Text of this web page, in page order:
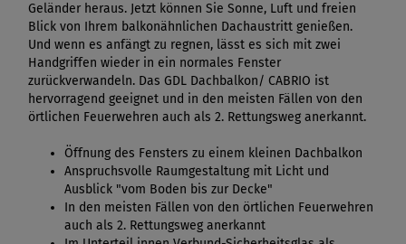
Geländer heraus. Jetzt können Sie Sonne, Luft und freien
Blick von Ihrem balkonähnlichen Dachaustritt genießen.
Und wenn es anfängt zu regnen, lässt es sich mit zwei
Handgriffen wieder in ein normales Fenster
zurückverwandeln. Das GDL Dachbalkon/ CABRIO ist
hervorragend geeignet und in den meisten Fällen von den
örtlichen Feuerwehren auch als 2. Rettungsweg anerkannt.
Öffnung des Fensters zu einem kleinen Dachbalkon
Anspruchsvolle Raumgestaltung mit Licht und
Ausblick "vom Boden bis zur Decke"
In den meisten Fällen von den örtlichen Feuerwehren
auch als 2. Rettungsweg anerkannt